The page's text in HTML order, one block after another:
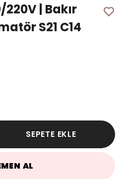
| Bakır
S21 C14
SEPETE EKLE
AL